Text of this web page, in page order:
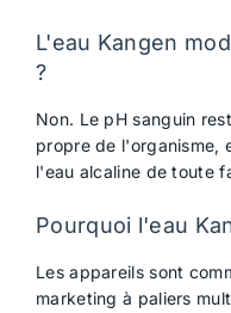
L'eau Kangen
?
Non. Le pH sanguin
propre de l'organisme,
l'eau alcaline de toute
Pourquoi l'eau
Les appareils sont
marketing à paliers